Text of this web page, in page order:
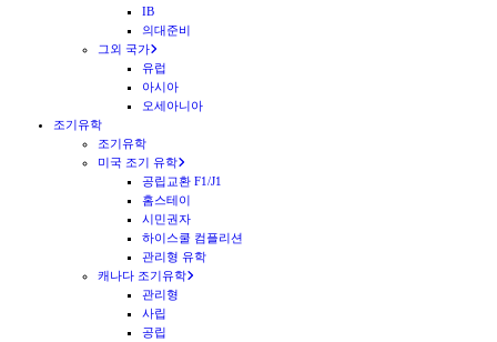
IB
의대준비
그외 국가
유럽
아시아
오세아니아
조기유학
조기유학
미국 조기 유학
공립교환 F1/J1
홈스테이
시민권자
하이스쿨 컴플리션
관리형 유학
캐나다 조기유학
관리형
사립
공립